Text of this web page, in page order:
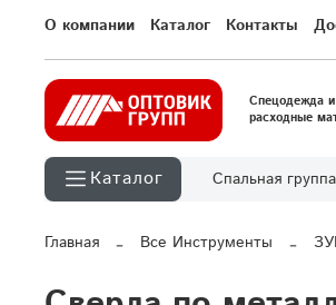
О компании Каталог Контакты
Спецодежда и
расходные
Каталог Спальная группа
Главная Все Инструменты